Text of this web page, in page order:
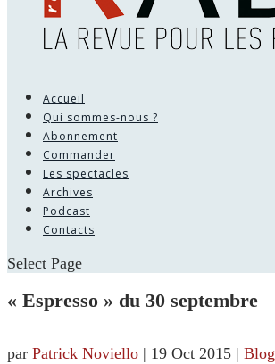
Accueil
Qui sommes-nous ?
Abonnement
Commander
Les spectacles
Archives
Podcast
Contacts
Select Page
« Espresso » du 30 septembre
par Patrick Noviello | 19 Oct 2015 | Blog